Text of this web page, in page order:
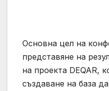
Основна цел на
представяне на
на проекта DEQAR,
създаване на база